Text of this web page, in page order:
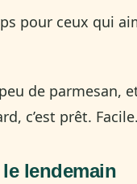
pour ceux qui
de parmesan,
c’est prêt. Facile.
lendemain